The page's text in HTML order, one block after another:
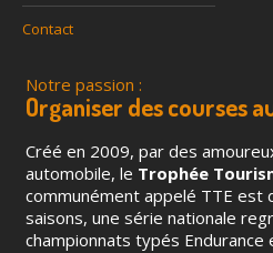
Contact
Notre passion :
Organiser des courses
Créé en 2009, par des
automobile, le Trophée
communément appelé TTE est
saisons, une série nationale
championnats typés Endurance